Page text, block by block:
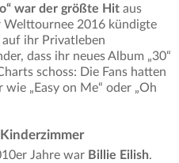
war der größte Hit aus
Welttournee 2016 kündigte
auf ihr Privatleben
dass ihr neues Album „30“
schoss: Die Fans hatten
„Easy on Me“ oder „Oh
Jahre war Billie Eilish.